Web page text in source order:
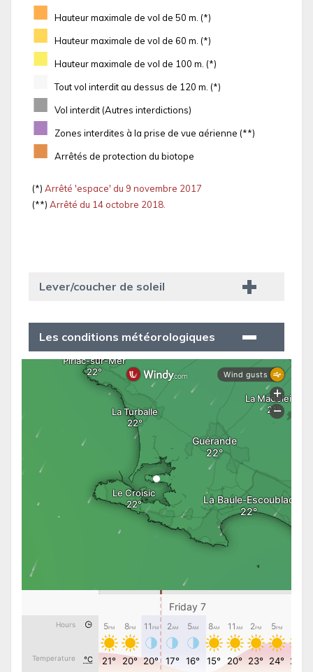
■ Hauteur maximale de vol de 50 m. (*)
■ Hauteur maximale de vol de 60 m. (*)
■ Hauteur maximale de vol de 100 m. (*)
Tout vol interdit au dessus de 120 m. (*)
■ Vol interdit (Autres interdictions)
■ Zones interdites à la prise de vue aérienne (**)
■ Arrêtés de protection du biotope
(*) Arrêté 'espace' du 9 novembre 2017
(**) Arrêté du 14 octobre 2018.
Lever/coucher de soleil
Les conditions météorologiques